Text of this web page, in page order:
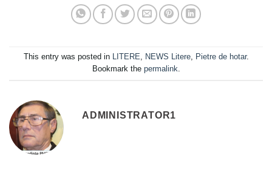
This entry was posted in LITERE, NEWS Litere, Pietre de hotar.
Bookmark the permalink.
ADMINISTRATOR1